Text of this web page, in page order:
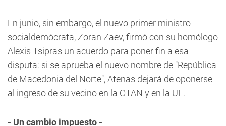
En junio, sin embargo, el nuevo primer ministro
socialdemócrata, Zoran Zaev, firmó con su homólogo
Alexis Tsipras un acuerdo para poner fin a esa
disputa: si se aprueba el nuevo nombre de "República
de Macedonia del Norte", Atenas dejará de oponerse
al ingreso de su vecino en la OTAN y en la UE.
- Un cambio impuesto -